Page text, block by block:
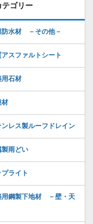
テゴリー
防水材 －その他－
アスファルトシート
用石材
材
ンレス製ルーフドレイン
製雨どい
プライト
用鋼製下地材 －壁・天